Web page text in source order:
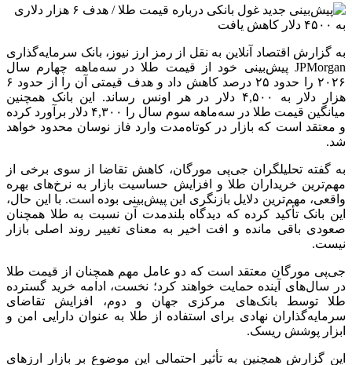
به گزارش اقتصاد آنلاین به نقل از رمز ارز نیوز، بانک سرمایه‌گذاری
JPMorgan پیش‌بینی خود از قیمت طلا در سه‌ماهه چهارم سال
۲۰۲۶ را حدود ۲۵ درصد کاهش داد و هدف قیمتی آن را از حدود ۶
هزار دلار به ۴,۵۰۰ دلار در هر اونس رساند. این بانک همچنین
میانگین قیمت طلا در سه‌ماهه سوم سال را ۴,۳۰۰ دلار برآورد کرده
و معتقد است که بازار در کوتاه‌مدت وارد فاز نوسان محدود خواهد
شد.
به گفته تحلیلگران جی‌پی مورگان، کاهش تقاضا از سوی برخی از
مهم‌ترین خریداران طلا و افزایش حساسیت بازار به نرخ‌های بهره
واقعی، مهم‌ترین دلایل بازنگری این پیش‌بینی بوده است. با این حال،
این بانک تأکید کرده که دیدگاه بلندمدت آن نسبت به طلا همچنان
صعودی باقی مانده و افت اخیر به معنای تغییر روند اصلی بازار
نیست.
جی‌پی مورگان معتقد است که دو عامل مهم همچنان از قیمت طلا
در سال‌های آینده حمایت خواهند کرد؛ نخست، ادامه خرید گسترده
طلا توسط بانک‌های مرکزی جهان و دوم، افزایش تقاضای
سرمایه‌گذاران نهادی برای استفاده از طلا به ‌عنوان دارایی امن و
ابزار پوشش ریسک.
این گزارش همچنین به تأثیر احتمالی این موضوع بر بازار ارزهای